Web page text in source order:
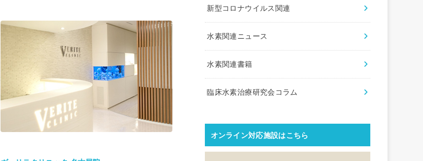
新型コロナウイルス関連
水素関連ニュース
水素関連書籍
臨床水素治療研究会コラム
オンライン対応施設はこちら